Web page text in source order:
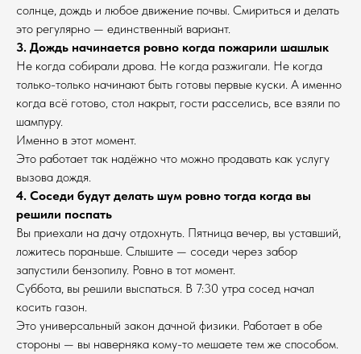
солнце, дождь и любое движение почвы. Смириться и делать
это регулярно — единственный вариант.
3. Дождь начинается ровно когда пожарили шашлык
Не когда собирали дрова. Не когда разжигали. Не когда
только-только начинают быть готовы первые куски. А именно
когда всё готово, стол накрыт, гости расселись, все взяли по
шампуру.
Именно в этот момент.
Это работает так надёжно что можно продавать как услугу
вызова дождя.
4. Соседи будут делать шум ровно тогда когда вы
решили поспать
Вы приехали на дачу отдохнуть. Пятница вечер, вы уставший,
ложитесь пораньше. Слышите — соседи через забор
запустили бензопилу. Ровно в тот момент.
Суббота, вы решили выспаться. В 7:30 утра сосед начал
косить газон.
Это универсальный закон дачной физики. Работает в обе
стороны — вы наверняка кому-то мешаете тем же способом.